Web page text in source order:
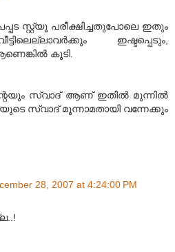
സ്റ്റ്യൂ പരീക്ഷിച്ചതുപോലെ ഇതും
ഇഷ്ടപ്പെടും,
കൂടി.
സ്വാദ് ആണ് ഇതില്‍ മുന്നില്‍
സ്വാദ് മൂന്നാമതായി വന്നേക്കും
28, 2007 at 4:24:00 PM